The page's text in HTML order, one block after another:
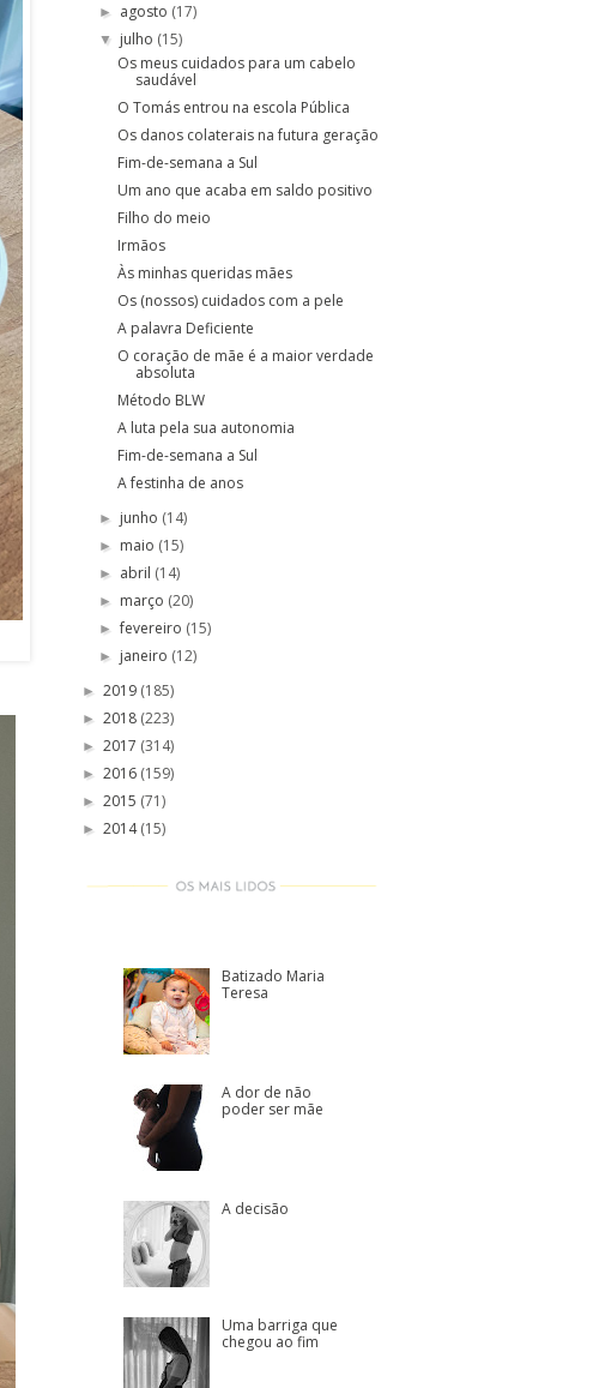
► agosto (17)
▼ julho (15)
Os meus cuidados para um cabelo
saudável
O Tomás entrou na escola Pública
Os danos colaterais na futura geração
Fim-de-semana a Sul
Um ano que acaba em saldo positivo
Filho do meio
Irmãos
Às minhas queridas mães
Os (nossos) cuidados com a pele
A palavra Deficiente
O coração de mãe é a maior verdade
absoluta
Método BLW
A luta pela sua autonomia
Fim-de-semana a Sul
A festinha de anos
► junho (14)
► maio (15)
► abril (14)
► março (20)
►fevereiro (15)
► janeiro (12)
► 2019 (185)
► 2018 (223)
► 2017 (314)
► 2016 (159)
► 2015 (71)
► 2014(15)
Batizado Maria
Teresa
A dor de não
poder ser mãe
A decisão
Uma barriga que
chegou ao fim